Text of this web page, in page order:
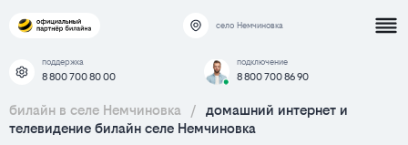
село Немчиновка
поддержка
8 800 700 80 00
подключение
8 800 700 86 90
билайн в селе Немчиновка /
домашний интернет и
телевидение билайн селе Немчиновка